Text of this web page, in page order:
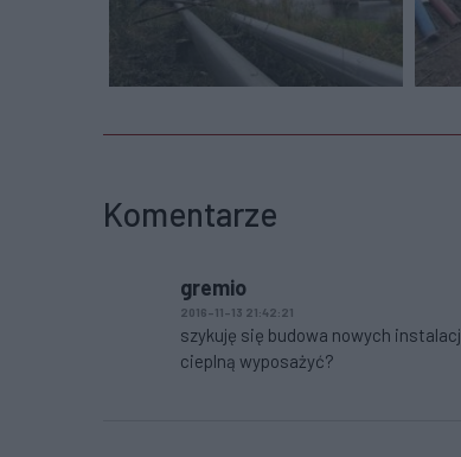
Komentarze
gremio
2016-11-13 21:42:21
szykuję się budowa nowych
cieplną wyposażyć?